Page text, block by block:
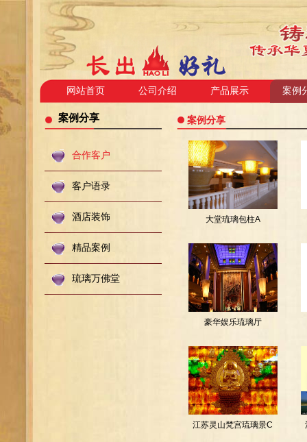
网站首页 公司介绍 产品展示 案例
案例分享
合作客户
客户语录
酒店装饰
精品案例
琉璃万佛堂
案例分享
大堂琉璃包柱A
豪华娱乐琉璃厅
江苏灵山梵宫琉璃景C